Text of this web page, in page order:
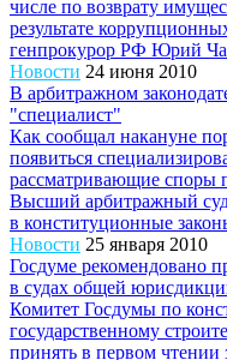
числе по возврату
результате
генпрокурор РФ Юрий
Новости 24 июня 2010
В арбитражном
"специалист"
Как сообщал накануне
появиться
рассматривающие споры
Высший арбитражный суд
в конституционные
Новости 25 января 2010
Госдуме рекомендовано
в судах общей
Комитет Госдумы по
государственному
принять в первом чтении